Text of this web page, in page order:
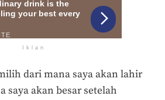
Iklan
dari mana saya akan lahir
saya akan besar setelah